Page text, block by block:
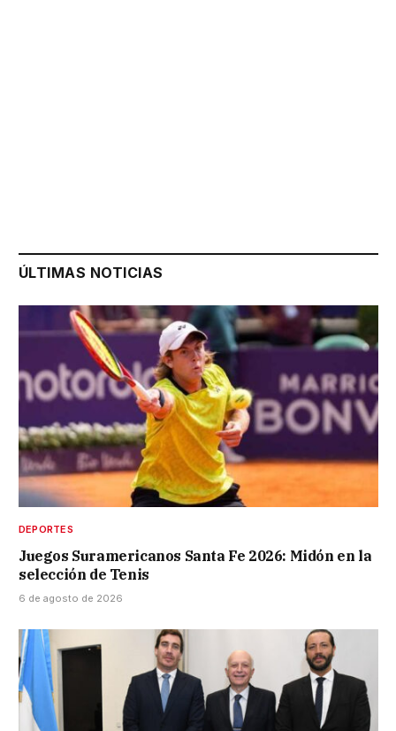
ÚLTIMAS NOTICIAS
DEPORTES
Juegos Suramericanos Santa Fe 2026: Midón en la
selección de Tenis
6 de agosto de 2026